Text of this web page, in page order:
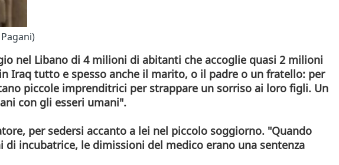
nel Libano di 4 milioni di abitanti che accoglie quasi 2 milioni
Iraq tutto e spesso anche il marito, o il padre o un fratello: per
piccole imprenditrici per strappare un sorriso ai loro figli. Un
con gli esseri umani".
per sedersi accanto a lei nel piccolo soggiorno. "Quando
di incubatrice, le dimissioni del medico erano una sentenza